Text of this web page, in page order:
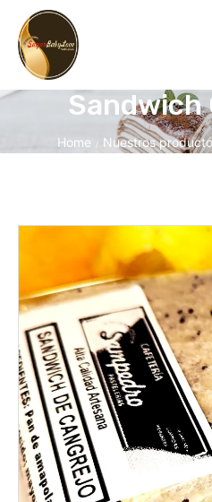
Sandwich
Home / Nuestros